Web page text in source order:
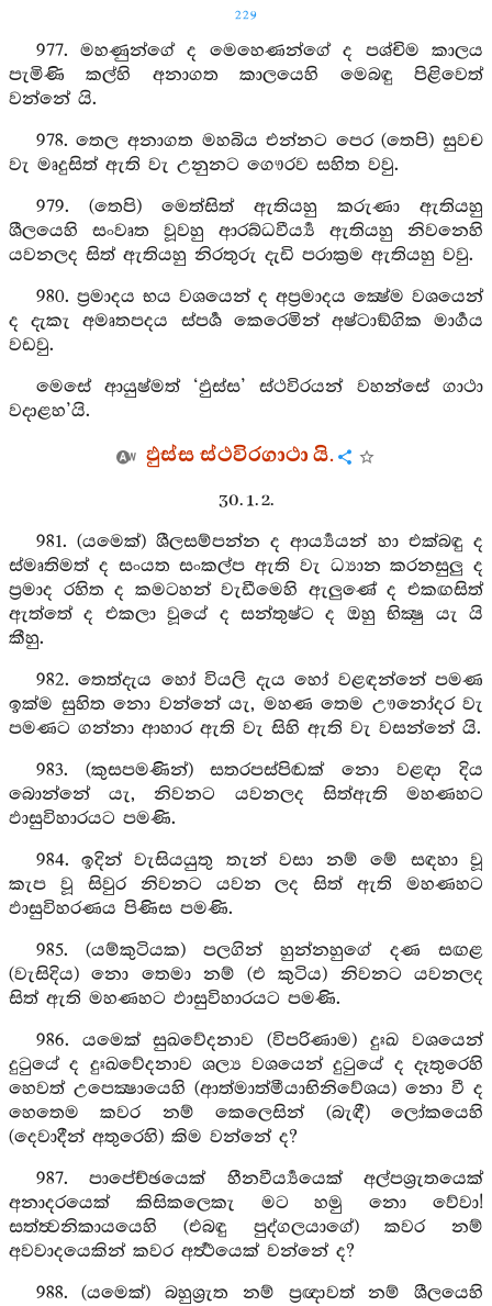
229
977. මහණුන්ගේ ද මෙහෙණන්ගේ ද පශ්චිම කාලය
පැමිණි කල්හි අනාගත කාලයෙහි මෙබඳු පිළිවෙත්
වන්නේ යි.
978. තෙල අනාගත මහබිය එන්නට පෙර (තෙපි) සුවච
වැ මෘදුසිත් ඇති වැ උනුනට ගෞරව සහිත වවු.
979. (තෙපි) මෙත්සිත් ඇතියහු කරුණා ඇතියහු
ශීලයෙහි සංවෘත වූවහු ආරබ්ධවීර්‍ය්‍ය ඇතියහු නිවනෙහි
යවනලද සිත් ඇතියහු නිරතුරු දැඩි පරාක්‍රම ඇතියහු වවු.
980. ප්‍රමාදය භය වශයෙන් ද අප්‍රමාදය ක්‍ෂේම වශයෙන්
ද දැකැ අමෘතපදය ස්පර්‍ශ කෙරෙමින් අෂ්ටාඞ්ගික මාර්‍ගය
වඩවු.
මෙසේ ආයුෂ්මත් ‘ඵුස්ස’ ස්ථවිරයන් වහන්සේ ගාථා
වදාළහ’යි.
ඵුස්ස ස්ථවිරගාථා යි.
30. 1. 2.
981. (යමෙක්) ශීලසම්පන්න ද ආර්‍ය්‍යයන් හා එක්බඳු ද
ස්මෘතිමත් ද සංයත සංකල්ප ඇති වැ ධ්‍යාන කරනසුලු ද
ප්‍රමාද රහිත ද කමටහන් වැඩීමෙහි ඇලුණේ ද එකඟසිත්
ඇත්තේ ද එකලා වූයේ ද සන්තුෂ්ට ද ඔහු භික්‍ෂු යැ යි
කීහු.
982. තෙත්දැය හෝ වියලි දැය හෝ වළඳන්නේ පමණ
ඉක්ම සුහිත නො වන්නේ යැ, මහණ තෙම ඌනෝදර වැ
පමණට ගන්නා ආහාර ඇති වැ සිහි ඇති වැ වසන්නේ යි.
983. (කුසපමණින්) සතරපස්පිඬක් නො වළඳා දිය
බොන්නේ යැ, නිවනට යවනලද සිත්ඇති මහණහට
ඵාසුවිහාරයට පමණි.
984. ඉදින් වැසියයුතු තැන් වසා නම් මේ සඳහා වූ
කැප වූ සිවුර නිවනට යවන ලද සිත් ඇති මහණහට
ඵාසුවිහරණය පිණිස පමණි.
985. (යම්කුටියක) පලගින් හුන්නහුගේ දණ සඟළ
(වැසිදිය) නො තෙමා නම් (එ කුටිය) නිවනට යවනලද
සිත් ඇති මහණහට ඵාසුවිහාරයට පමණි.
986. යමෙක් සුඛවේදනාව (විපරිණාම) දුඃඛ වශයෙන්
දුටුයේ ද දුඃඛවේදනාව ශල්‍ය වශයෙන් දුටුයේ ද දෑතුරෙහි
හෙවත් උපෙක්‍ෂායෙහි (ආත්මාත්මීයාභිනිවේශය) නො වී ද
හෙතෙම කවර නම් කෙලෙසින් (බැඳී) ලෝකයෙහි
(දෙවාදීන් අතුරෙහි) කිම වන්නේ ද?
987. පාපේච්ඡයෙක් හීනවීර්‍ය්‍යයෙක් අල්පශ්‍රැතයෙක්
අනාදරයෙක් කිසිකලෙකැ මට හමු නො වේවා!
සත්ත්‍වනිකායයෙහි (එබඳු පුද්ගලයාගේ) කවර නම්
අවවාදයෙකින් කවර අර්‍ත්‍ථයෙක් වන්නේ ද?
988. (යමෙක්) බහුශ්‍රුත නම් ප්‍රඥාවත් නම් ශීලයෙහි